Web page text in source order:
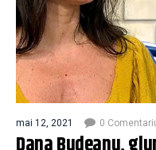
mai 12, 2021 0